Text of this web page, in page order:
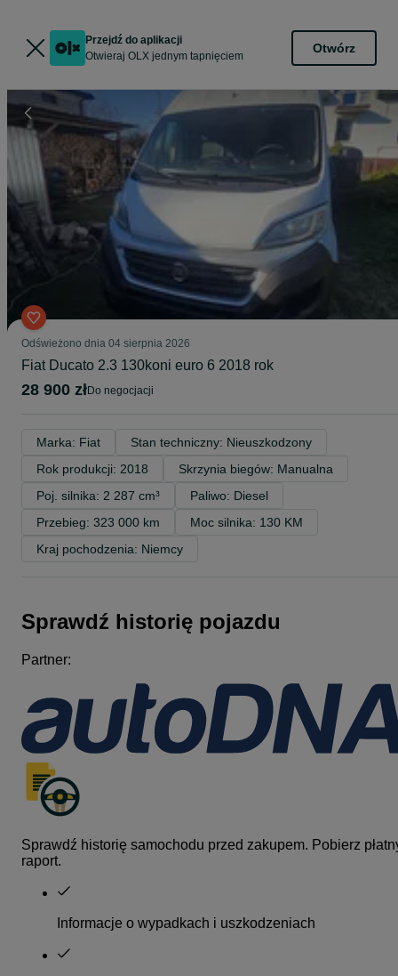
Przejdź do aplikacji
Otwieraj OLX jednym tapnięciem
Otwórz
Odświeżono dnia 04 sierpnia 2026
Fiat Ducato 2.3 130koni euro 6 2018 rok
28 900 zł do negocjacji
Marka: Fiat
Stan techniczny: Nieuszkodzony
Rok produkcji: 2018
Skrzynia biegów: Manualna
Poj. silnika: 2 287 cm³
Paliwo: Diesel
Przebieg: 323 000 km
Moc silnika: 130 KM
Kraj pochodzenia: Niemcy
Sprawdź historię pojazdu
Partner:
Sprawdź historię samochodu przed zakupem. Pobierz
raport.
Informacje o wypadkach i uszkodzeniach